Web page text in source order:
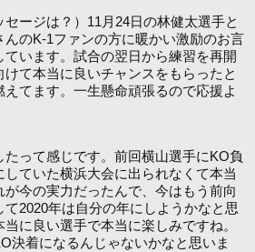
セージは？）11月24日の林健太選手と
のK-1ファンの方に暖かい激励のお言
います。試合の翌日から練習を再開
けて本当に良いチャンスをもらったと
てます。一生懸命頑張るので応援よ
たって感じです。前回横山選手にKO負
ていた横浜大会に出られなくて本当
今の実力だったんで、今はもう前向
2020年は自分の年にしようかなと思
に良い選手で本当に楽しみですね。
決着になるんじゃないかなと思いま